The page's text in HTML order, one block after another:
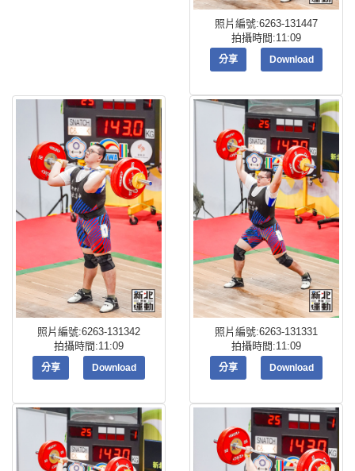
照片編號:6263-131447
拍攝時間:11:09
分享 Download
照片編號:6263-131342
拍攝時間:11:09
分享 Download
照片編號:6263-131331
拍攝時間:11:09
分享 Download